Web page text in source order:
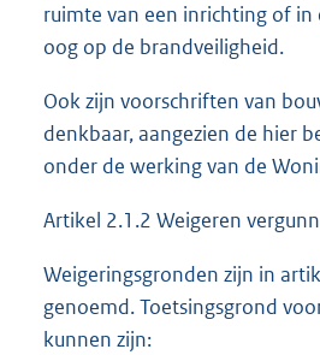
ruimte van een inrichting of
oog op de brandveiligheid.
Ook zijn voorschriften van
denkbaar, aangezien de hier
onder de werking van de
Artikel 2.1.2 Weigeren
Weigeringsgronden zijn in
genoemd. Toetsingsgrond
kunnen zijn: